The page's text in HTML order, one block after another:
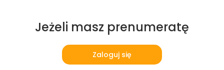
Jeżeli masz prenumeratę
Zaloguj się